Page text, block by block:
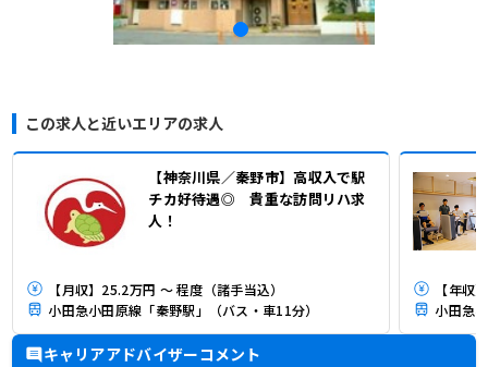
この求人と近いエリアの求人
【神奈川県／秦野市】高収入で駅
チカ好待遇◎ 貴重な訪問リハ求
人！
【月収】25.2万円 ～ 程度（諸手当込）
小田急小田原線「秦野駅」（バス・車11分）
【年収
小田急
キャリアアドバイザーコメント